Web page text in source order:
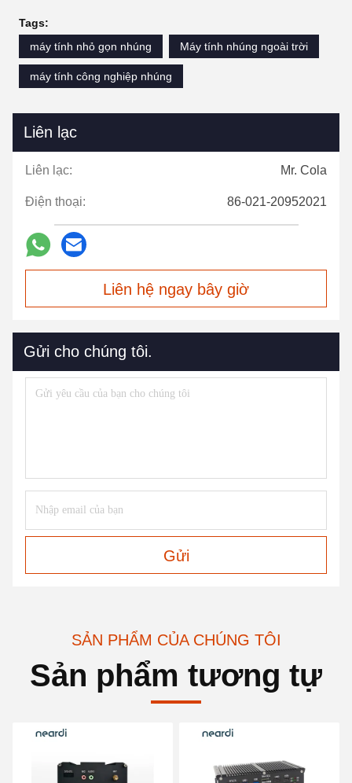
Tags:
máy tính nhỏ gọn nhúng
Máy tính nhúng ngoài trời
máy tính công nghiệp nhúng
Liên lạc
Liên lạc: Mr. Cola
Điện thoại: 86-021-20952021
Liên hệ ngay bây giờ
Gửi cho chúng tôi.
Gửi
SẢN PHẨM CỦA CHÚNG TÔI
Sản phẩm tương tự